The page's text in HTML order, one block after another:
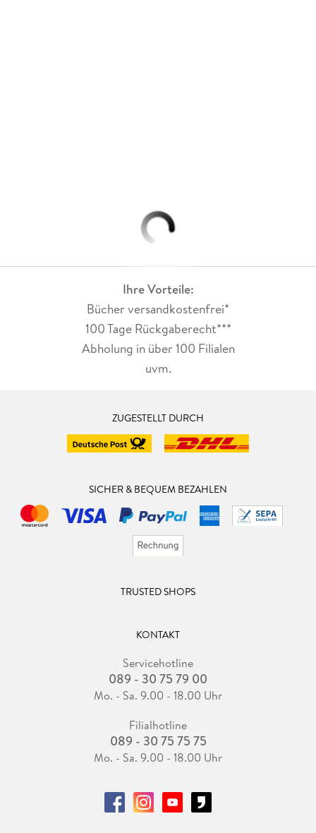
Ihre Vorteile:
Bücher versandkostenfrei*
100 Tage Rückgaberecht***
Abholung in über 100 Filialen
uvm.
ZUGESTELLT DURCH
SICHER & BEQUEM BEZAHLEN
TRUSTED SHOPS
KONTAKT
Servicehotline
089 - 30 75 79 00
Mo. - Sa. 9.00 - 18.00 Uhr
Filialhotline
089 - 30 75 75 75
Mo. - Sa. 9.00 - 18.00 Uhr